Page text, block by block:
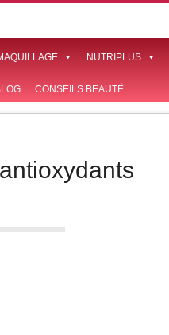
NUTRIPLUS
CONSEILS BEAUTÉ